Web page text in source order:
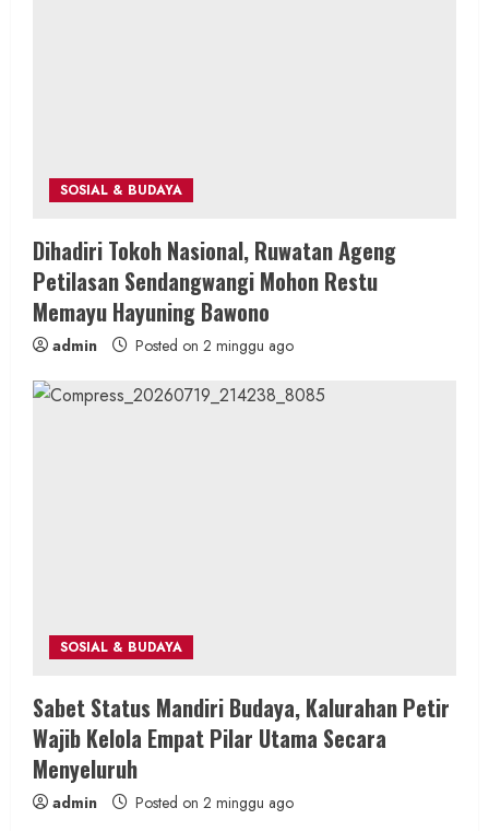
SOSIAL & BUDAYA
Dihadiri Tokoh Nasional, Ruwatan Ageng
Petilasan Sendangwangi Mohon Restu
Memayu Hayuning Bawono
admin Posted on 2 minggu ago
SOSIAL & BUDAYA
Sabet Status Mandiri Budaya, Kalurahan Petir
Wajib Kelola Empat Pilar Utama Secara
Menyeluruh
admin Posted on 2 minggu ago